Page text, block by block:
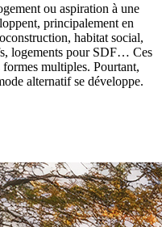
ou aspiration à une
principalement en
habitat social,
logements pour SDF… Ces
formes multiples. Pourtant,
alternatif se développe.